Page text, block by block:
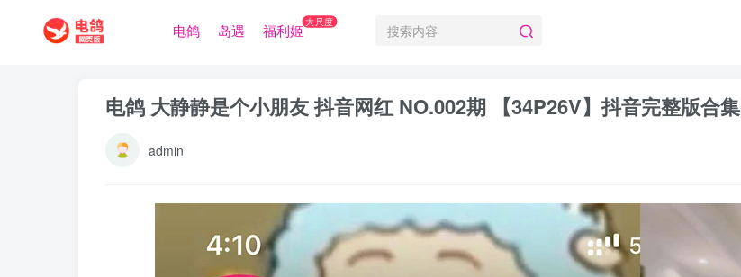
电鸽 岛遇 福利姬大尺度
电鸽 大静静是个小朋友 抖音网红 NO.002期 【34P26V】抖音完整版合集
admin